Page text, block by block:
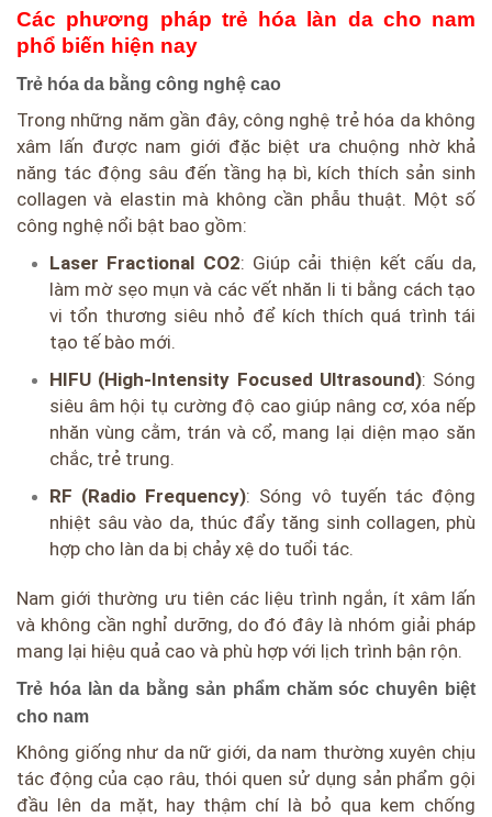
Các phương pháp trẻ hóa làn da cho nam
phổ biến hiện nay
Trẻ hóa da bằng công nghệ cao
Trong những năm gần đây, công nghệ trẻ hóa da không
xâm lấn được nam giới đặc biệt ưa chuộng nhờ khả
năng tác động sâu đến tầng hạ bì, kích thích sản sinh
collagen và elastin mà không cần phẫu thuật. Một số
công nghệ nổi bật bao gồm:
Laser Fractional CO2: Giúp cải thiện kết cấu da,
làm mờ sẹo mụn và các vết nhăn li ti bằng cách tạo
vi tổn thương siêu nhỏ để kích thích quá trình tái
tạo tế bào mới.
HIFU (High-Intensity Focused Ultrasound): Sóng
siêu âm hội tụ cường độ cao giúp nâng cơ, xóa nếp
nhăn vùng cằm, trán và cổ, mang lại diện mạo săn
chắc, trẻ trung.
RF (Radio Frequency): Sóng vô tuyến tác động
nhiệt sâu vào da, thúc đẩy tăng sinh collagen, phù
hợp cho làn da bị chảy xệ do tuổi tác.
Nam giới thường ưu tiên các liệu trình ngắn, ít xâm lấn
và không cần nghỉ dưỡng, do đó đây là nhóm giải pháp
mang lại hiệu quả cao và phù hợp với lịch trình bận rộn.
Trẻ hóa làn da bằng sản phẩm chăm sóc chuyên biệt
cho nam
Không giống như da nữ giới, da nam thường xuyên chịu
tác động của cạo râu, thói quen sử dụng sản phẩm gội
đầu lên da mặt, hay thậm chí là bỏ qua kem chống